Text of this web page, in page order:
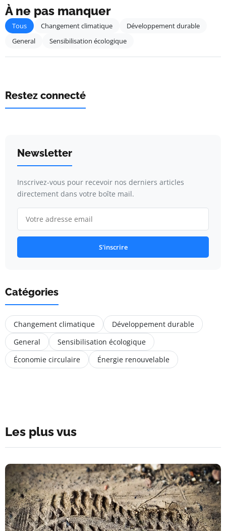
À ne pas manquer
Tous Changement climatique
Développement durable
General
Sensibilisation écologique
Restez connecté
Newsletter
Inscrivez-vous pour recevoir nos derniers articles
directement dans votre boîte mail.
S'inscrire
Catégories
Changement climatique
Développement durable
General
Sensibilisation écologique
Économie circulaire
Énergie renouvelable
Les plus vus